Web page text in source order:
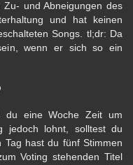
und Abneigungen des
und hat keinen
Songs. tl;dr: Da
wenn er sich so ein
du eine Woche Zeit um
jedoch lohnt, solltest du
Tag hast du fünf Stimmen
Voting stehenden Titel